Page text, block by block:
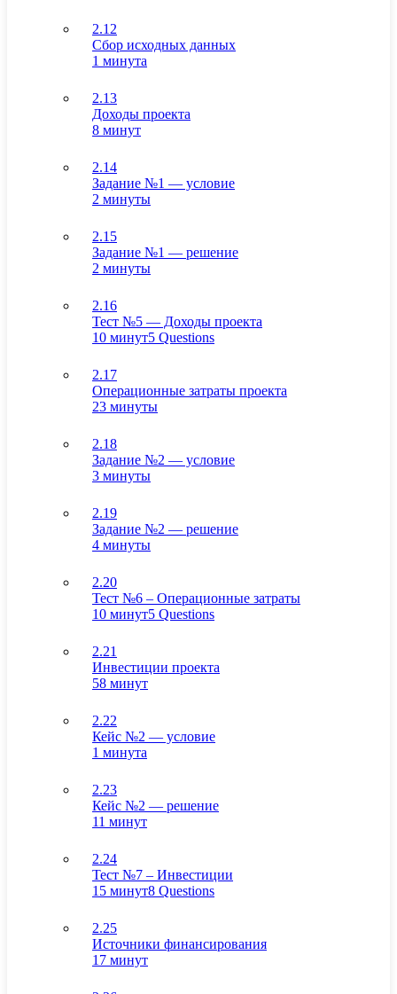
2.12
Сбор исходных данных
1 минута
2.13
Доходы проекта
8 минут
2.14
Задание №1 — условие
2 минуты
2.15
Задание №1 — решение
2 минуты
2.16
Тест №5 — Доходы проекта
10 минут5 Questions
2.17
Операционные затраты проекта
23 минуты
2.18
Задание №2 — условие
3 минуты
2.19
Задание №2 — решение
4 минуты
2.20
Тест №6 – Операционные затраты
10 минут5 Questions
2.21
Инвестиции проекта
58 минут
2.22
Кейс №2 — условие
1 минута
2.23
Кейс №2 — решение
11 минут
2.24
Тест №7 – Инвестиции
15 минут8 Questions
2.25
Источники финансирования
17 минут